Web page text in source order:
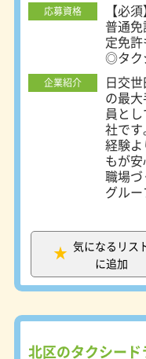
応募資格
【必
普通
定免許
◎タク
◎トラ
◎介護
企業紹介
日交
の最
員と
社で
経験
もが
職場づ
グル
要が
乗務員
く、安
す。
プ内
も安
気になるリス
に追加
北区のタクシー